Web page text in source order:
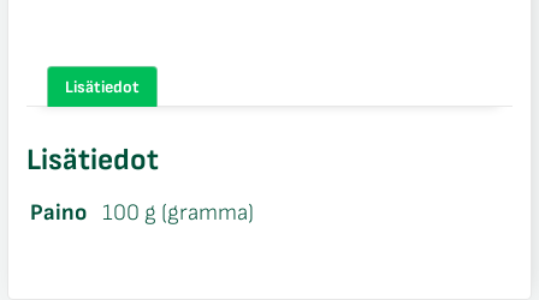
Lisätiedot
Lisätiedot
Paino 100 g (gramma)